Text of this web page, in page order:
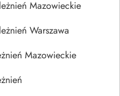
Mazowieckie
Warszawa
Mazowieckie